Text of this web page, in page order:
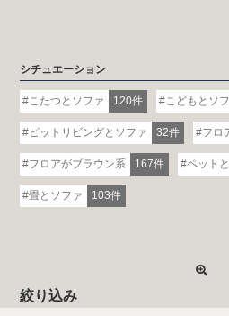
シチュエーション
こたつとソファ 120件 こどもとソ
ピットリビングとソファ 32件 フロ
フロアがブラウン系 167件 ペット
畳とソファ 103件
絞り込み